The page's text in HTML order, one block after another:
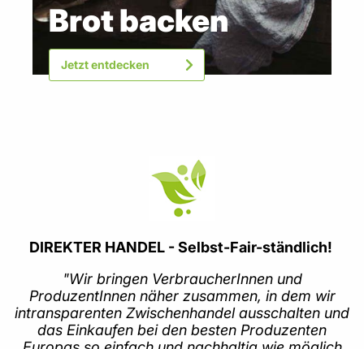
Brot backen
Jetzt entdecken
DIREKTER HANDEL - Selbst-Fair-ständlich!
"Wir bringen VerbraucherInnen und
ProduzentInnen näher zusammen, in dem wir
intransparenten Zwischenhandel ausschalten und
das Einkaufen bei den besten Produzenten